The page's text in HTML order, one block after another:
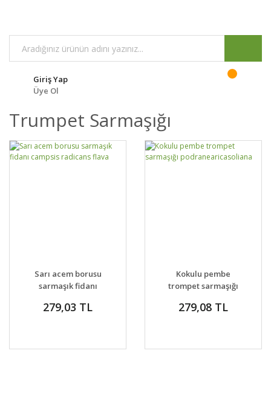
Giriş Yap
Üye Ol
Trumpet Sarmaşığı
DETAYLAR
VER
Sarı acem borusu
sarmaşık fidanı
flava
279,03 TL
DETAYLAR
VER
Kokulu pembe
trompet sarmaşığı
279,08 TL